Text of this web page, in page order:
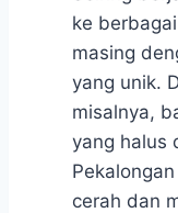
ke
masing
yang unik.
misalnya,
yang halus
cerah dan